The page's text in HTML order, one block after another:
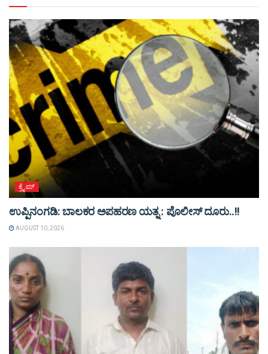
ಕ್ರೈಮ್
ಉಪ್ಪಿನಂಗಡಿ: ಬಾಲಕರ ಅಪಹರಣ ಯತ್ನ : ಪೊಲೀಸ್ ದೂರು..!!
AUGUST 10, 2026